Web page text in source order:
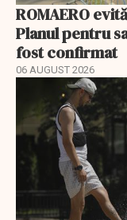
ROMAERO
Planul pentru
fost confirmat
06 AUGUST 2026